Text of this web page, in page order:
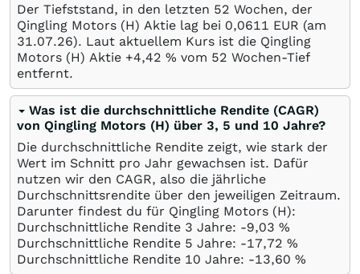
Der Tiefststand, in den letzten 52 Wochen, der
Qingling Motors (H) Aktie lag bei 0,0611 EUR (am
31.07.26). Laut aktuellem Kurs ist die Qingling
Motors (H) Aktie +4,42 % vom 52 Wochen-Tief
entfernt.
Was ist die durchschnittliche Rendite (CAGR)
von Qingling Motors (H) über 3, 5 und 10 Jahre?
Die durchschnittliche Rendite zeigt, wie stark der
Wert im Schnitt pro Jahr gewachsen ist. Dafür
nutzen wir den CAGR, also die jährliche
Durchschnittsrendite über den jeweiligen Zeitraum.
Darunter findest du für Qingling Motors (H):
Durchschnittliche Rendite 3 Jahre: -9,03 %
Durchschnittliche Rendite 5 Jahre: -17,72 %
Durchschnittliche Rendite 10 Jahre: -13,60 %